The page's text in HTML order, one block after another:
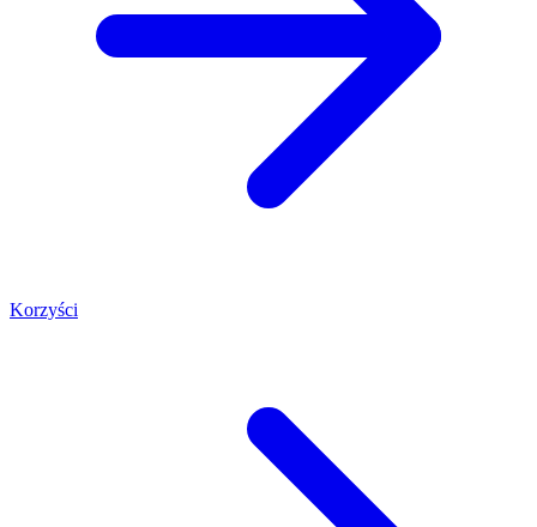
Korzyści